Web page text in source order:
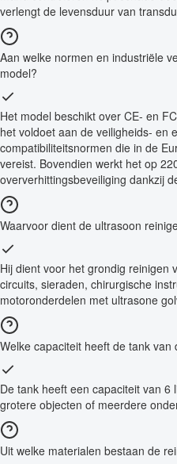
verlengt de levensduur van
Aan welke normen en industriële
model?
Het model beschikt over CE- en
het voldoet aan de veiligheids- en
compatibiliteitsnormen die in de
vereist. Bovendien werkt het op
oververhittingsbeveiliging dankzij
Waarvoor dient de ultrasoon
Hij dient voor het grondig reinigen
circuits, sieraden, chirurgische
motoronderdelen met ultrasone
Welke capaciteit heeft de tank
De tank heeft een capaciteit van
grotere objecten of meerdere
Uit welke materialen bestaan de